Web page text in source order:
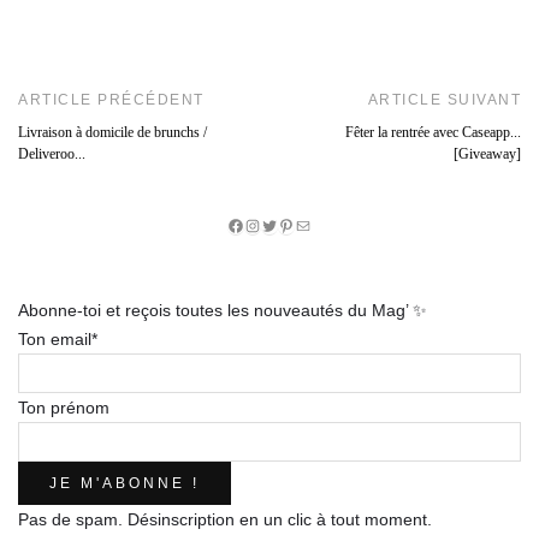
ARTICLE PRÉCÉDENT
Livraison à domicile de brunchs /
Deliveroo...
ARTICLE SUIVANT
Fêter la rentrée avec Caseapp...
[Giveaway]
Facebook
Instagram
Twitter
Pinterest
E-
Abonne-toi et reçois toutes les nouveautés du Mag’ ✨
Ton email*
Ton prénom
Pas de spam. Désinscription en un clic à tout moment.